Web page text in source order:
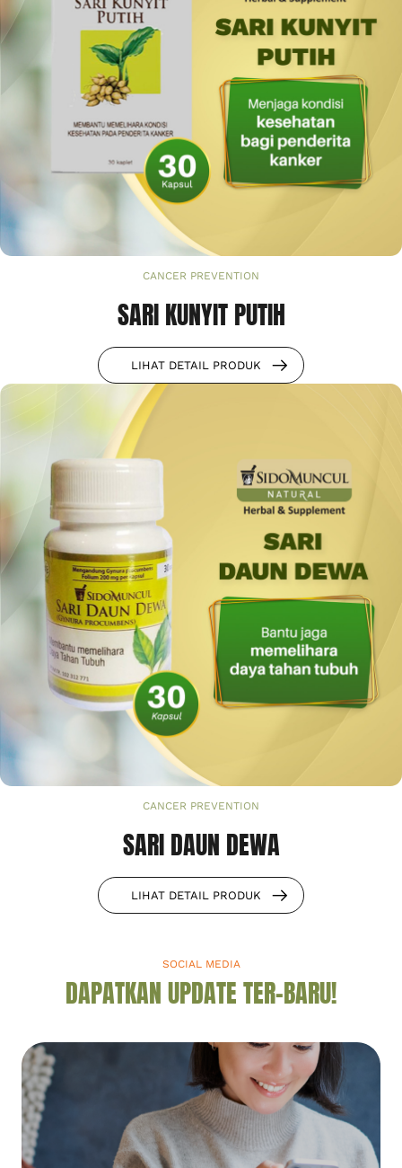
CANCER PREVENTION
SARI KUNYIT PUTIH
LIHAT DETAIL PRODUK
CANCER PREVENTION
SARI DAUN DEWA
LIHAT DETAIL PRODUK
SOCIAL MEDIA
DAPATKAN UPDATE TER-BARU!